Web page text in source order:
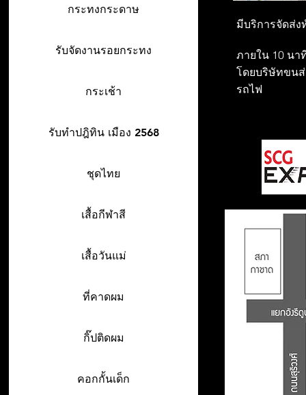
กระทงกระดาษ
รับจัดงานรอยกระทง
กระเช้า
รับทำปฎิทิน เมือง 2568
ชุดไทย
เสื้อกีฬาสี
เสื้อวันแม่
ที่คาดผม
กิ๊ปติดผม
คอกกั้นเด็ก
มีบริการจัดส่ง
ภายใน 10 นา
โดยบริษัทขน
รถไฟ